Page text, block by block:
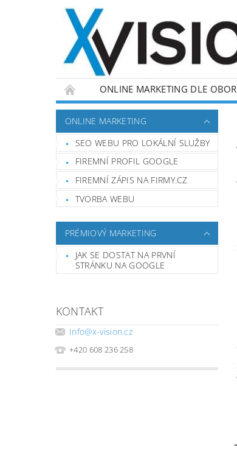
ONLINE MARKETING DLE
ONLINE MARKETING
SEO WEBU PRO LOKÁLNÍ SLUŽBY
FIREMNÍ PROFIL GOOGLE
FIREMNÍ ZÁPIS NA FIRMY.CZ
TVORBA WEBU
PRÉMIOVÝ MARKETING
JAK SE DOSTAT NA PRVNÍ
STRÁNKU NA GOOGLE
KONTAKT
Info@x-vision.cz
+420 608 236 258